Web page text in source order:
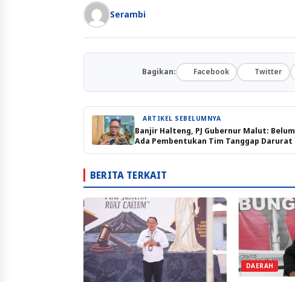
Serambi
Bagikan: Facebook Twitter
ARTIKEL SEBELUMNYA
Banjir Halteng, PJ Gubernur Malut: Belum
Ada Pembentukan Tim Tanggap Darurat
BERITA TERKAIT
DAERAH